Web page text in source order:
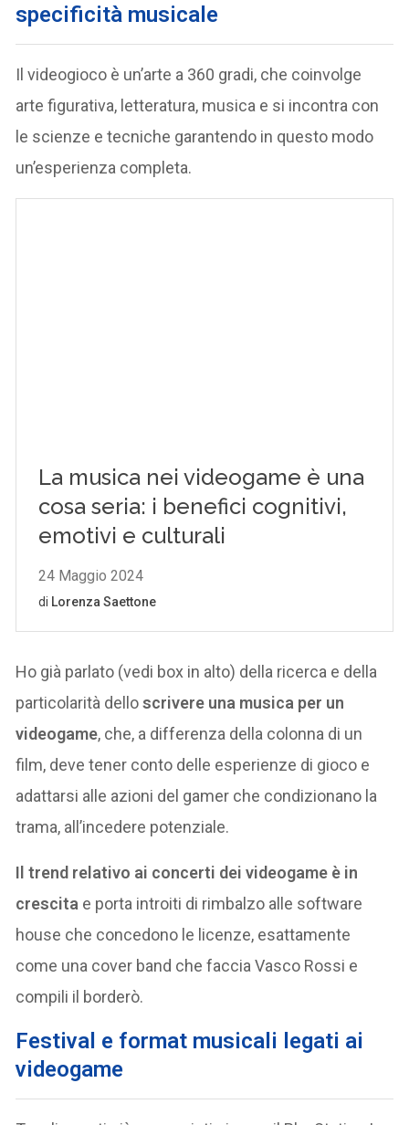
specificità musicale
Il videogioco è un’arte a 360 gradi, che coinvolge
arte figurativa, letteratura, musica e si incontra con
le scienze e tecniche garantendo in questo modo
un’esperienza completa.
Ho già parlato (vedi box in alto) della ricerca e della
particolarità delloscrivere una musica per un
videogame, che, a differenza della colonna di un
film, deve tener conto delle esperienze di gioco e
adattarsi alle azioni del gamer che condizionano la
trama, all’incedere potenziale.
Il trend relativo ai concerti dei videogame è in
crescita e porta introiti di rimbalzo alle software
house che concedono le licenze, esattamente
come una cover band che faccia Vasco Rossi e
compili il borderò.
Festival e format musicali legati ai
videogame